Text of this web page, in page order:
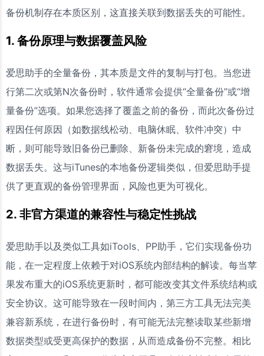
备份机制存在本质区别，这直接关联到数据丢失的可能性。
1. 备份原理与数据覆盖风险
爱思助手的全量备份，其本质是文件的复制与打包。当您进
行第二次或第N次备份时，软件通常会提供“全量备份”或“增
量备份”选项。如果您选择了覆盖之前的备份，而此次备份过
程因任何原因（如数据线松动、电脑休眠、软件冲突）中
断，则可能导致旧备份已删除、新备份未完成的窘境，造成
数据丢失。这与iTunes的本地备份逻辑类似，但爱思助手提
供了更直观的备份管理界面，风险也更为可视化。
2. 非官方渠道的兼容性与稳定性挑战
爱思助手以及类似工具如iTools、PP助手，它们实现备份功
能，在一定程度上依赖于对iOS系统内部结构的解读。每当苹
果发布重大的iOS系统更新时，都可能改变其文件系统结构或
安全协议。这可能导致在一段时间内，第三方工具无法完美
兼容新系统，在进行备份时，有可能无法完整读取某些新增
数据类型或受更高保护的数据，从而造成备份不完整。相比